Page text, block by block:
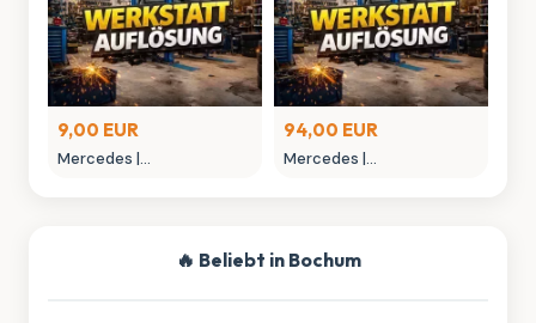
9,00 EUR
Mercedes |
94,00 EUR
Mercedes |
🔥 Beliebt in Bochum